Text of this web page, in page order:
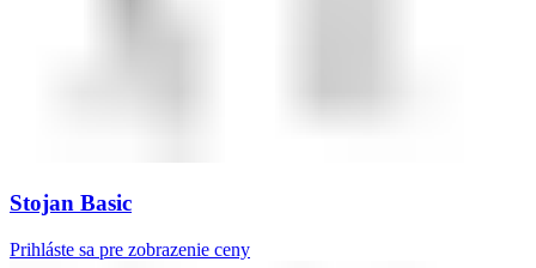
Stojan Basic
Prihláste sa pre zobrazenie ceny